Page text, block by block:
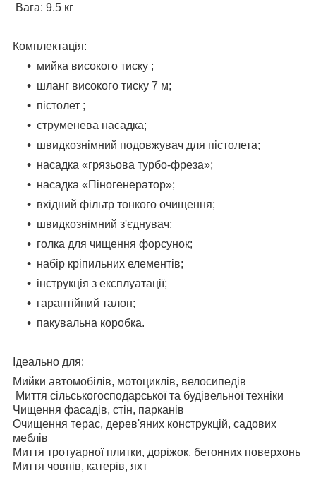
Вага: 9.5 кг
Комплектація:
мийка високого тиску ;
шланг високого тиску 7 м;
пістолет ;
струменева насадка;
швидкознімний подовжувач для пістолета;
насадка «грязьова турбо-фреза»;
насадка «Піногенератор»;
вхідний фільтр тонкого очищення;
швидкознімний з'єднувач;
голка для чищення форсунок;
набір кріпильних елементів;
інструкція з експлуатації;
гарантійний талон;
пакувальна коробка.
Ідеально для:
Мийки автомобілів, мотоциклів, велосипедів
Миття сільськогосподарської та будівельної техніки
Чищення фасадів, стін, парканів
Очищення терас, дерев'яних конструкцій, садових
меблів
Миття тротуарної плитки, доріжок, бетонних поверхонь
Миття човнів, катерів, яхт